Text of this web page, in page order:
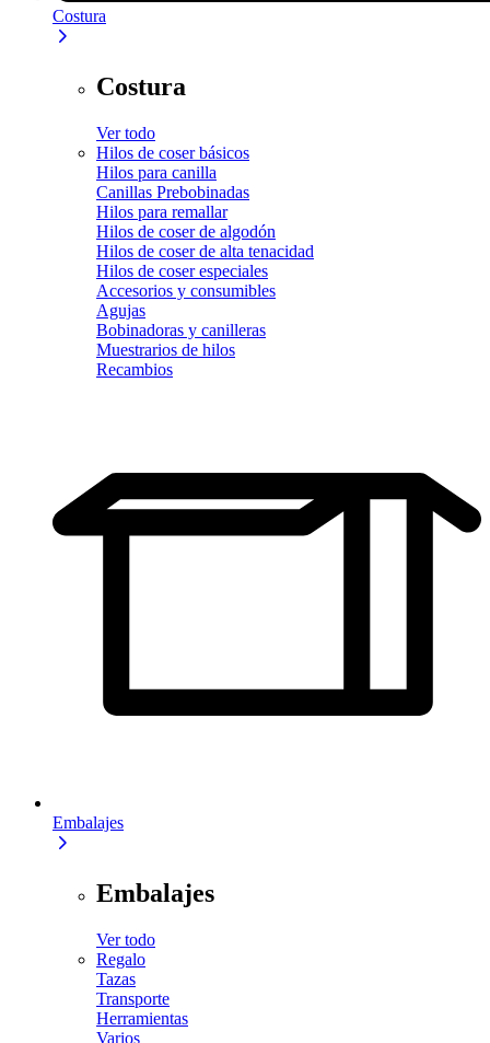
Costura
Costura
Ver todo
Hilos de coser básicos
Hilos para canilla
Canillas Prebobinadas
Hilos para remallar
Hilos de coser de algodón
Hilos de coser de alta tenacidad
Hilos de coser especiales
Accesorios y consumibles
Agujas
Bobinadoras y canilleras
Muestrarios de hilos
Recambios
Embalajes
Embalajes
Ver todo
Regalo
Tazas
Transporte
Herramientas
Varios